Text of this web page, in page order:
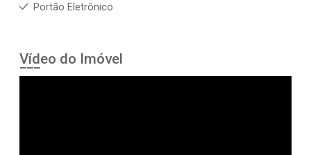
Portão Eletrônico
Vídeo do Imóvel